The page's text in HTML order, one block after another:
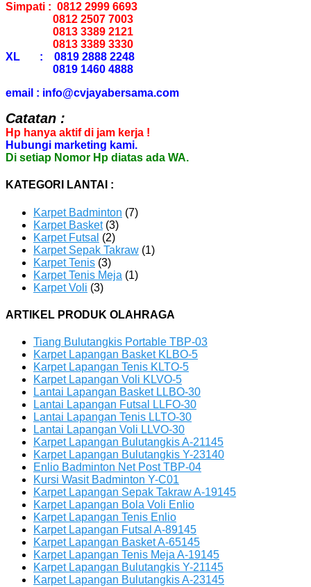
Simpati : 0812 2999 6693
0812 2507 7003
0813 3389 2121
0813 3389 3330
XL : 0819 2888 2248
0819 1460 4888
email : info@cvjayabersama.com
Catatan :
Hp hanya aktif di jam kerja !
Hubungi marketing kami.
Di setiap Nomor Hp diatas ada WA.
KATEGORI LANTAI :
Karpet Badminton (7)
Karpet Basket(3)
Karpet Futsal (2)
Karpet Sepak Takraw (1)
Karpet Tenis (3)
Karpet Tenis Meja (1)
Karpet Voli (3)
ARTIKEL PRODUK OLAHRAGA
Tiang Bulutangkis Portable TBP-03
Karpet Lapangan Basket KLBO-5
Karpet Lapangan Tenis KLTO-5
Karpet Lapangan Voli KLVO-5
Lantai Lapangan Basket LLBO-30
Lantai Lapangan Futsal LLFO-30
Lantai Lapangan Tenis LLTO-30
Lantai Lapangan Voli LLVO-30
Karpet Lapangan Bulutangkis A-21145
Karpet Lapangan Bulutangkis Y-23140
Enlio Badminton Net Post TBP-04
Kursi Wasit Badminton Y-C01
Karpet Lapangan Sepak Takraw A-19145
Karpet Lapangan Bola Voli Enlio
Karpet Lapangan Tenis Enlio
Karpet Lapangan Futsal A-89145
Karpet Lapangan Basket A-65145
Karpet Lapangan Tenis Meja A-19145
Karpet Lapangan Bulutangkis Y-21145
Karpet Lapangan Bulutangkis A-23145